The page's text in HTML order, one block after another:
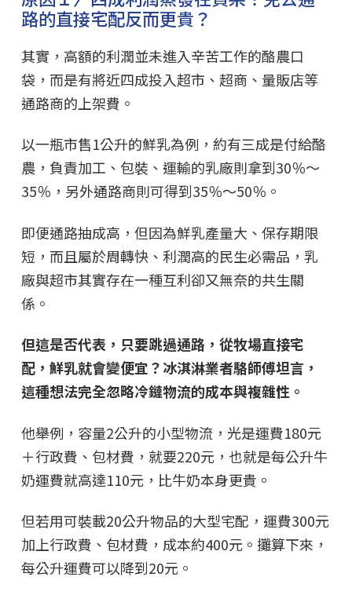
路的直接宅配反而更貴？
其實，高額的利潤並未進入辛苦工作的酪農口
袋，而是有將近四成投入超市、超商、量販店等
通路商的上架費。
以一瓶市售1公升的鮮乳為例，約有三成是付給酪
農，負責加工、包裝、運輸的乳廠則拿到30％～
35％，另外通路商則可得到35％～50％。
即便通路抽成高，但因為鮮乳產量大、保存期限
短，而且屬於周轉快、利潤高的民生必需品，乳
廠與超市其實存在一種互利卻又無奈的共生關
係。
但這是否代表，只要跳過通路，從牧場直接宅
配，鮮乳就會變便宜？冰淇淋業者駱師傅坦言，
這種想法完全忽略冷鏈物流的成本與複雜性。
他舉例，容量2公升的小型物流，光是運費180元
＋行政費、包材費，就要220元，也就是每公升牛
奶運費就高達110元，比牛奶本身更貴。
但若用可裝載20公升物品的大型宅配，運費300元
加上行政費、包材費，成本約400元。攤算下來，
每公升運費可以降到20元。